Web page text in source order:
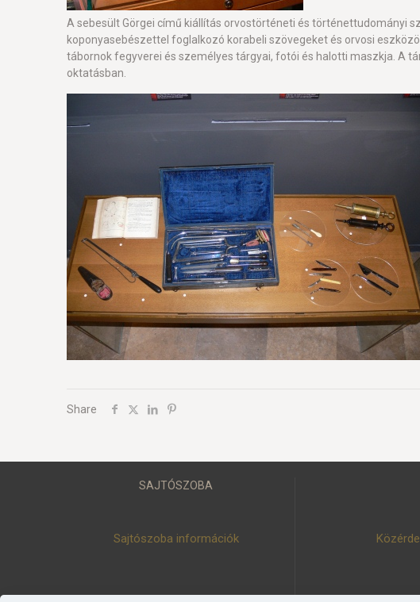
A sebesült Görgei című kiállítás orvostörténeti és történettudományi
koponyasebészettel foglalkozó korabeli szövegeket és orvosi
tábornok fegyverei és személyes tárgyai, fotói és halotti maszkja. A
oktatásban.
Share
SAJTÓSZOBA
Sajtószoba információk